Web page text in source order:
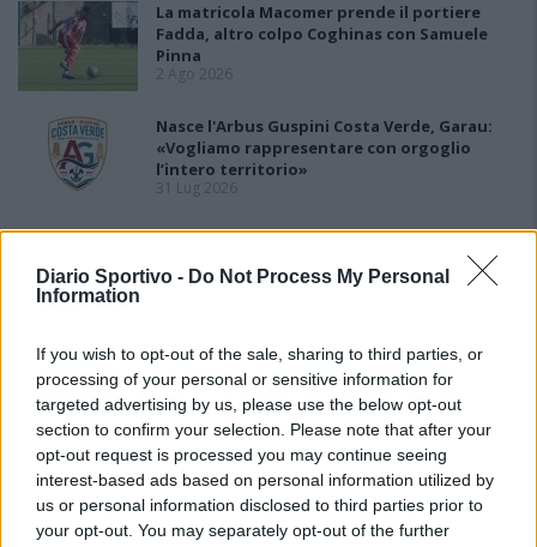
Diario Sportivo - Do Not Process My Personal
Information
If you wish to opt-out of the sale, sharing to third parties, or
processing of your personal or sensitive information for
targeted advertising by us, please use the below opt-out
section to confirm your selection. Please note that after your
opt-out request is processed you may continue seeing
interest-based ads based on personal information utilized by
us or personal information disclosed to third parties prior to
your opt-out. You may separately opt-out of the further
La matricola Macomer prende il portiere
Fadda, altro colpo Coghinas con Samuele
Pinna
2 Ago 2026
Nasce l'Arbus Guspini Costa Verde, Garau:
«Vogliamo rappresentare con orgoglio
l’intero territorio»
31 Lug 2026
Il Sant'Elena si riprende il difensore Mancusi